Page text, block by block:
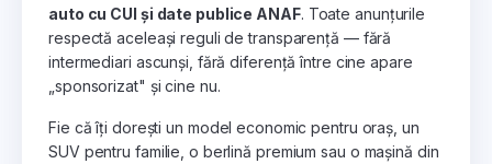
auto cu CUI și date publice ANAF. Toate anunțurile
respectă aceleași reguli de transparență — fără
intermediari ascunși, fără diferență între cine apare
„sponsorizat" și cine nu.
Fie că îți dorești un model economic pentru oraș, un
SUV pentru familie, o berlină premium sau o mașină din